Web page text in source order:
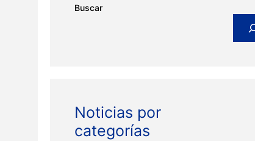
Buscar
Noticias por
categorías